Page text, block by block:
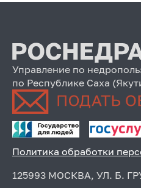
Управление по
по Республике Саха
Политика обработки
125993 МОСКВА, УЛ. Б.